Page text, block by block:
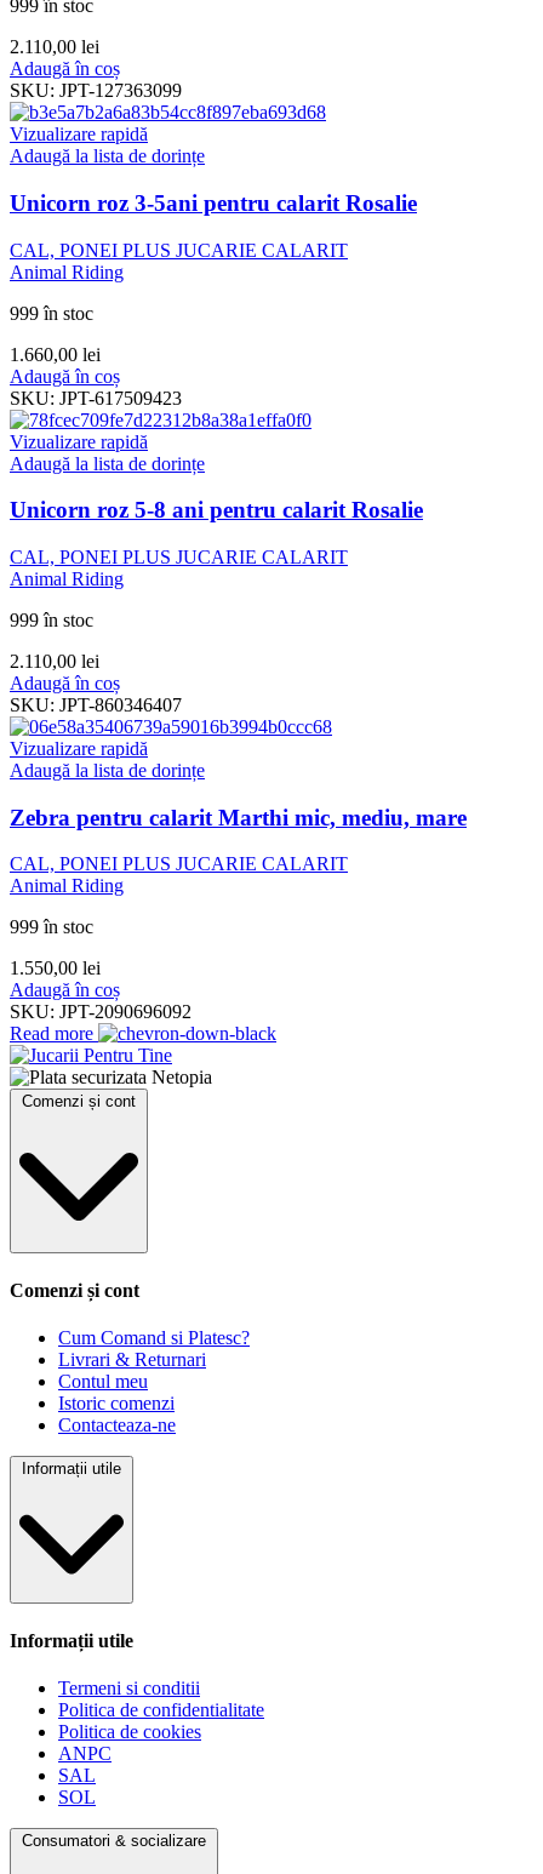
999 în stoc
2.110,00 lei
Adaugă în coș
SKU: JPT-127363099
Vizualizare rapidă
Adaugă la lista de dorințe
Unicorn roz 3-5ani pentru calarit Rosalie
CAL, PONEI PLUS JUCARIE CALARIT
Animal Riding
999 în stoc
1.660,00 lei
Adaugă în coș
SKU: JPT-617509423
Vizualizare rapidă
Adaugă la lista de dorințe
Unicorn roz 5-8 ani pentru calarit Rosalie
CAL, PONEI PLUS JUCARIE CALARIT
Animal Riding
999 în stoc
2.110,00 lei
Adaugă în coș
SKU: JPT-860346407
Vizualizare rapidă
Adaugă la lista de dorințe
Zebra pentru calarit Marthi mic, mediu, mare
CAL, PONEI PLUS JUCARIE CALARIT
Animal Riding
999 în stoc
1.550,00 lei
Adaugă în coș
SKU: JPT-2090696092
Read more
Comenzi și cont
Comenzi și cont
Cum Comand si Platesc?
Livrari & Returnari
Contul meu
Istoric comenzi
Contacteaza-ne
Informații utile
Informații utile
Termeni si conditii
Politica de confidentialitate
Politica de cookies
ANPC
SAL
SOL
Consumatori & socializare